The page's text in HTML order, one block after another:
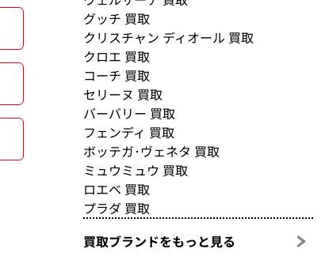
グッチ 買取
クリスチャン ディオール 買取
クロエ 買取
コーチ 買取
セリーヌ 買取
バーバリー 買取
フェンディ 買取
ボッテガ･ヴェネタ 買取
ミュウミュウ 買取
ロエベ 買取
プラダ 買取
買取ブランドをもっと見る